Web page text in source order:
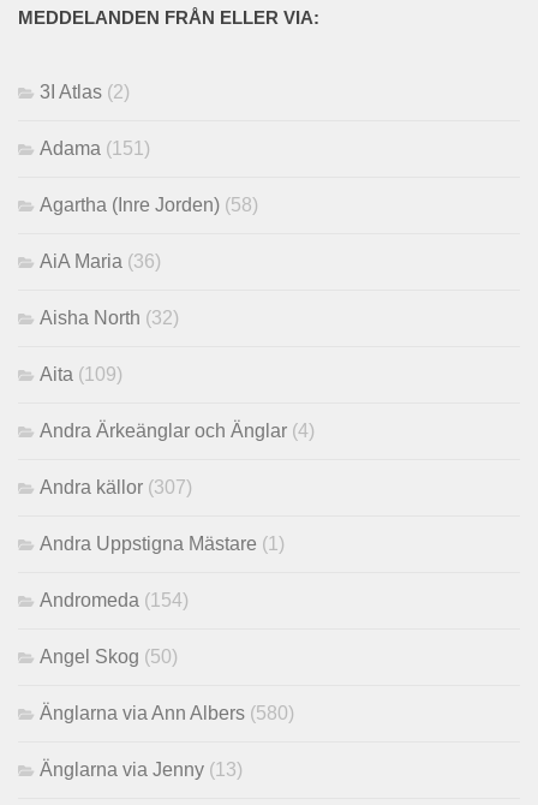
MEDDELANDEN FRÅN ELLER VIA:
3I Atlas (2)
Adama (151)
Agartha (Inre Jorden) (58)
AiA Maria (36)
Aisha North (32)
Aita (109)
Andra Ärkeänglar och Änglar (4)
Andra källor (307)
Andra Uppstigna Mästare (1)
Andromeda (154)
Angel Skog (50)
Änglarna via Ann Albers (580)
Änglarna via Jenny (13)